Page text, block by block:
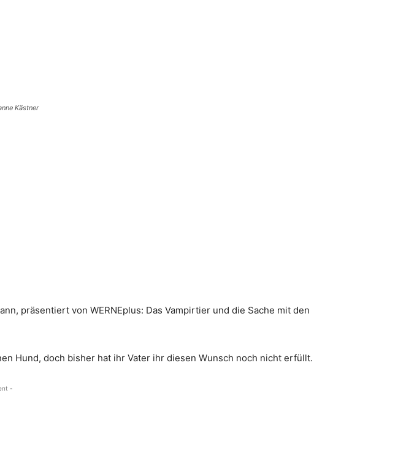
Kästner
präsentiert von WERNEplus: Das Vampirtier und die Sache mit den
Hund, doch bisher hat ihr Vater ihr diesen Wunsch noch nicht erfüllt.
-